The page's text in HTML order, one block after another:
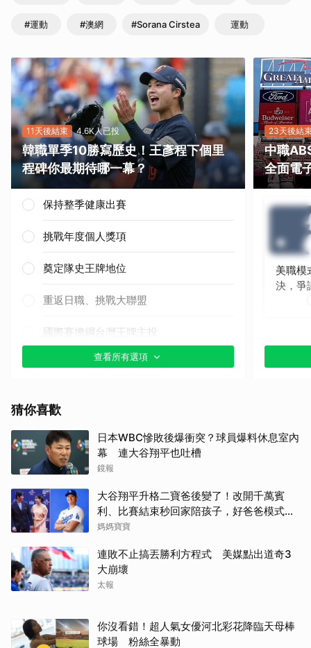
#運動 #澳網 #Sorana Cirstea 運動
11天後結束 4.6K人已投
韓職單季10勝寫歷史！王彥程下個里
程碑你最期待哪一幕？
保持整季健康出賽
挑戰年度個人獎項
奠定隊史王牌地位
重返日職、挑戰大聯盟
國際賽擔綱台灣王牌主投
其他（歡迎貼文分享）
查看所有選項
23天後結
中職
全面電
美職模
決，爭
猜你喜歡
日本WBC慘敗後爆衝突？球員爆料休息室內
幕 連大谷翔平也吐槽
鏡報
大谷翔平升格二寶爸後變了！改開千萬賓
利、比賽結束秒回家陪孩子，好爸爸模式全
開
媽媽寶寶
連敗不止搞丟勝利方程式 美媒點出道奇3
大崩壞
太報
你沒看錯！超人氣女優河北彩花降臨天母棒
球場 粉絲全暴動